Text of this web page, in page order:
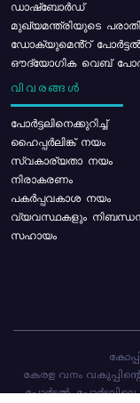
ഡാഷ്ബോർഡ്
മുഖ്യമന്ത്രിയുടെ
ഡോക്യുമെൻ്റ് പോർട്ടൽ
ഔദ്യോഗിക വെബ്
വിവരങ്ങൾ
പോര്‍ട്ടലിനെക്കുറിച്ച്
ഹൈപ്പർലിങ്ക് നയം
സ്വകാര്യതാ നയം
നിരാകരണം
പകർപ്പവകാശ നയം
വ്യവസ്ഥകളും
സഹായം
കേരള വനം
പോർട്ടൽ.